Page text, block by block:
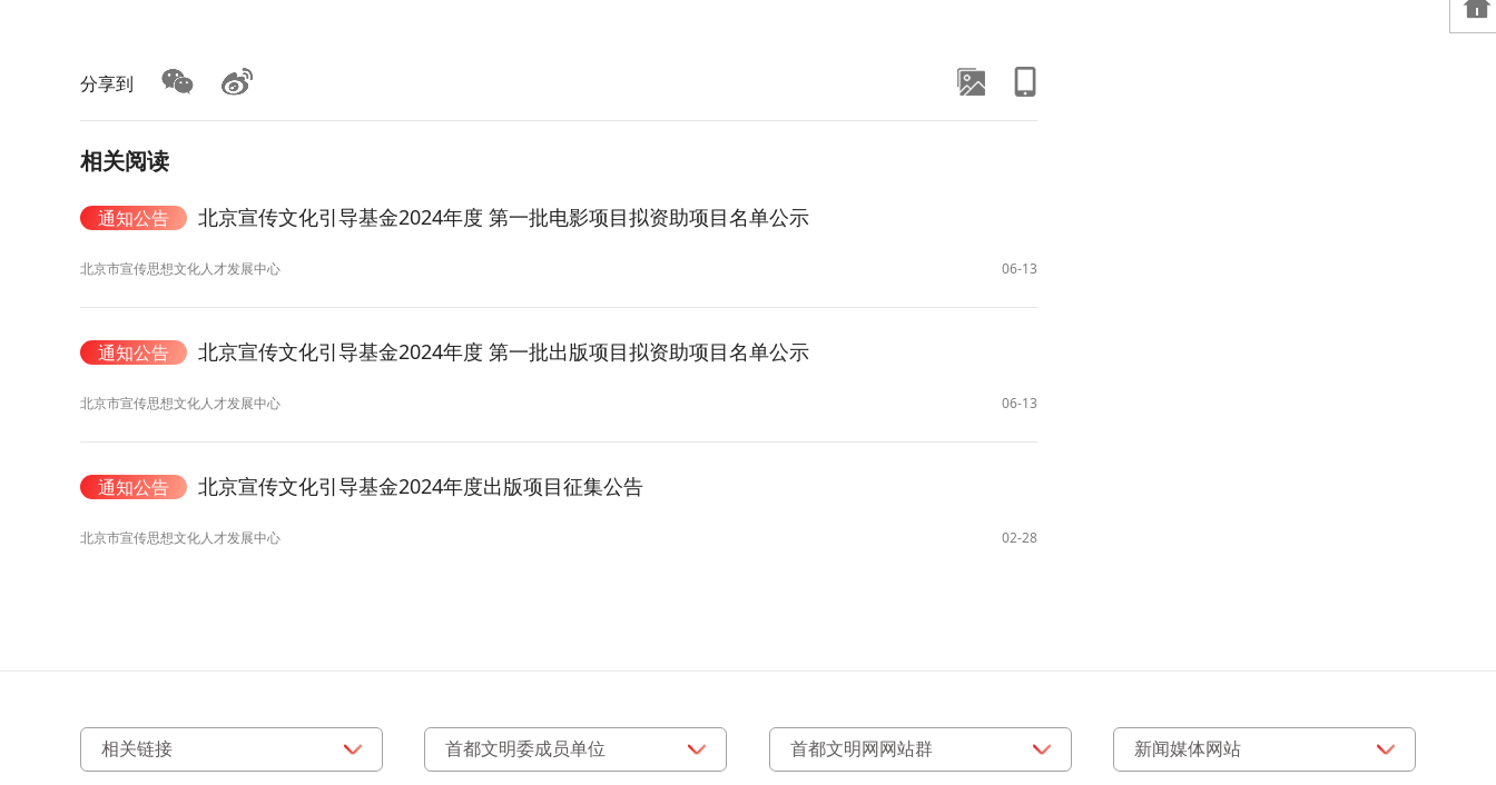
分享到
相关阅读
通知公告 北京宣传文化引导基金2024年度 第一批电影项目拟资助项目名单公示
北京市宣传思想文化人才发展中心 06-13
通知公告 北京宣传文化引导基金2024年度 第一批出版项目拟资助项目名单公示
北京市宣传思想文化人才发展中心 06-13
通知公告 北京宣传文化引导基金2024年度出版项目征集公告
北京市宣传思想文化人才发展中心 02-28